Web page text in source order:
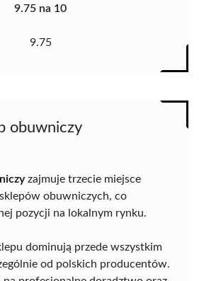
9.75 na 10
9.75
obuwniczy
zajmuje trzecie miejsce
obuwniczych, co
pozycji na lokalnym rynku.
dominują przede wszystkim
od polskich producentów.